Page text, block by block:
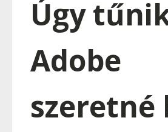
Úgy
Adobe
szeretné